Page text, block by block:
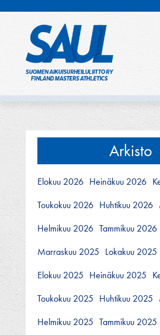
Arkisto
Elokuu 2026 Heinäkuu 2026
Toukokuu 2026 Huhtikuu 2026
Helmikuu 2026 Tammikuu 2026
Marraskuu 2025 Lokakuu 2025
Elokuu 2025 Heinäkuu 2025
Toukokuu 2025 Huhtikuu 2025
Helmikuu 2025 Tammikuu 2025